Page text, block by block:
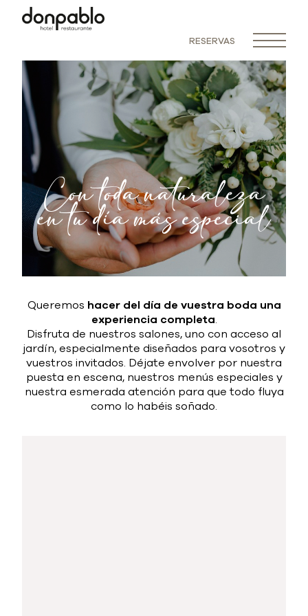
Buscar
RESERVAS
Con toda naturaleza
en tu día más especial
Queremos hacer del día de vuestra boda una
experiencia completa.
Disfruta de nuestros salones, uno con acceso al
jardín, especialmente diseñados para vosotros y
vuestros invitados. Déjate envolver por nuestra
puesta en escena, nuestros menús especiales y
nuestra esmerada atención para que todo fluya
como lo habéis soñado.